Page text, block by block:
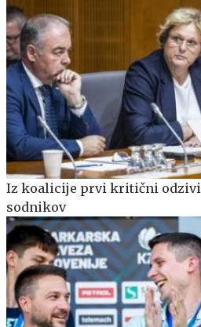
Iz koalicije prvi kritični odzivi
sodnikov